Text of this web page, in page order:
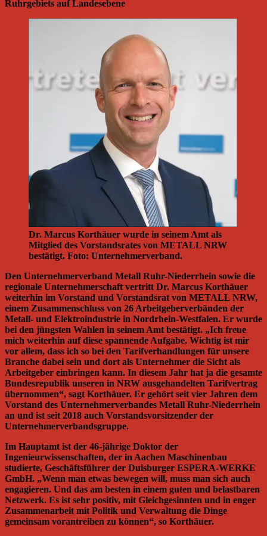
Ruhrgebiets auf Landesebene
Dr. Marcus Korthäuer wurde in seinem Amt als
Mitglied des Vorstandsrates von METALL NRW
bestätigt. Foto: Unternehmerverband.
Den Unternehmerverband Metall Ruhr-Niederrhein sowie die
regionale Unternehmerschaft vertritt Dr. Marcus Korthäuer
weiterhin im Vorstand und Vorstandsrat von METALL NRW,
einem Zusammenschluss von 26 Arbeitgeberverbänden der
Metall- und Elektroindustrie in Nordrhein-Westfalen. Er wurde
bei den jüngsten Wahlen in seinem Amt bestätigt. „Ich freue
mich weiterhin auf diese spannende Aufgabe. Wichtig ist mir
vor allem, dass ich so bei den Tarifverhandlungen für unsere
Branche dabei sein und dort als Unternehmer die Sicht als
Arbeitgeber einbringen kann. In diesem Jahr hat ja die gesamte
Bundesrepublik unseren in NRW ausgehandelten Tarifvertrag
übernommen“, sagt Korthäuer. Er gehört seit vier Jahren dem
Vorstand des Unternehmerverbandes Metall Ruhr-Niederrhein
an und ist seit 2018 auch Vorstandsvorsitzender der
Unternehmerverbandsgruppe.
Im Hauptamt ist der 46-jährige Doktor der
Ingenieurwissenschaften, der in Aachen Maschinenbau
studierte, Geschäftsführer der Duisburger ESPERA-WERKE
GmbH. „Wenn man etwas bewegen will, muss man sich auch
engagieren. Und das am besten in einem guten und belastbaren
Netzwerk. Es ist sehr positiv, mit Gleichgesinnten und in enger
Zusammenarbeit mit Politik und Verwaltung die Dinge
gemeinsam vorantreiben zu können“, so Korthäuer.